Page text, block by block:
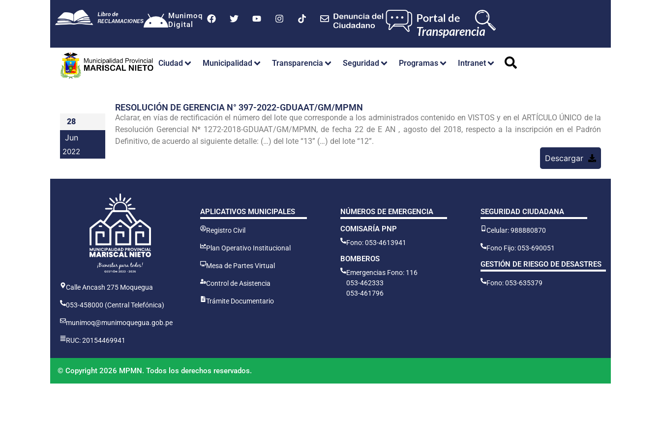
Munimoq
Digital
Ciudad Municipalidad Transparencia Seguridad Programas Intranet
28
Jun
2022
RESOLUCIÓN DE GERENCIA N° 397-2022-GDUAAT/GM/MPMN
Aclarar, en vías de rectificación el número del lote que corresponde a los administrados contenido en VISTOS y en el ARTÍCULO ÚNICO de la
Resolución Gerencial N* 1272-2018-GDUAAT/GM/MPMN, de fecha 22 de E AN , agosto del 2018, respecto a la inscripción en el Padrón
Definitivo, de acuerdo al siguiente detalle: (…) del lote “13” (…) del lote “12”.
Descargar
Calle Ancash 275 Moquegua
053-458000 (Central Telefónica)
munimoq@munimoquegua.gob.pe
RUC: 20154469941
APLICATIVOS MUNICIPALES
Registro Civil
Plan Operativo Institucional
Mesa de Partes Virtual
Control de Asistencia
Trámite Documentario
NÚMEROS DE EMERGENCIA
COMISARÍA PNP
Fono: 053-4613941
BOMBEROS
Emergencias Fono: 116
053-462333
053-461796
SEGURIDAD CIUDADANA
Celular: 988880870
Fono Fijo: 053-690051
GESTIÓN DE RIESGO DE DESASTRES
Fono: 053-635379
© Copyright 2026 MPMN. Todos los derechos reservados.